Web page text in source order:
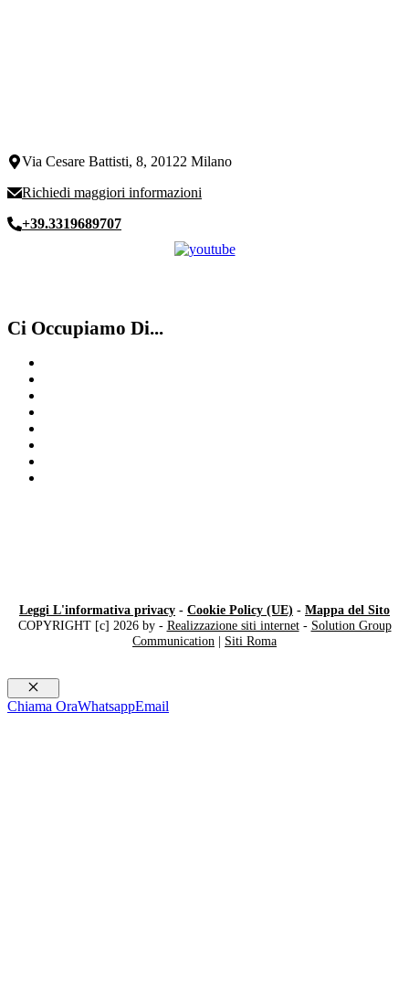
Via Cesare Battisti, 8, 20122 Milano
Richiedi maggiori informazioni
+39.3319689707
Ci Occupiamo Di...
Leggi L'informativa privacy - Cookie Policy (UE) - Mappa del Sito
COPYRIGHT [c] 2026 by - Realizzazione siti internet- Solution Group
Communication | Siti Roma
Chiudi
Chiama OraWhatsappEmail